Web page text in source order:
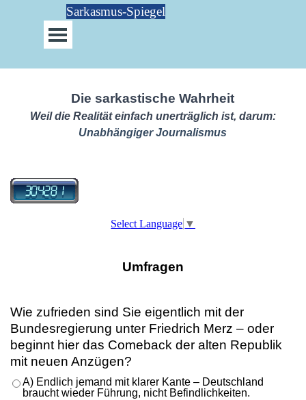
Direkt zum SeiteninhaltSarkasmus-Spiegel
Menü überspringen
Die sarkastische Wahrheit
Weil die Realität einfach unerträglich ist, darum:
Unabhängiger Journalismus
Select Language ▼
Umfragen
Wie zufrieden sind Sie eigentlich mit der
Bundesregierung unter Friedrich Merz – oder
beginnt hier das Comeback der alten Republik
mit neuen Anzügen?
A) Endlich jemand mit klarer Kante – Deutschland
braucht wieder Führung, nicht Befindlichkeiten.